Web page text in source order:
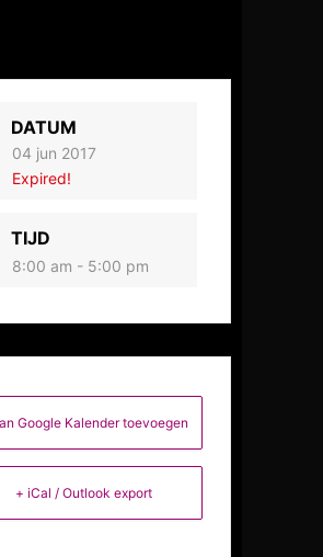
DATUM
04 jun 2017
Expired!
TIJD
8:00 am - 5:00 pm
Google Kalender toevoegen
+ iCal / Outlook export